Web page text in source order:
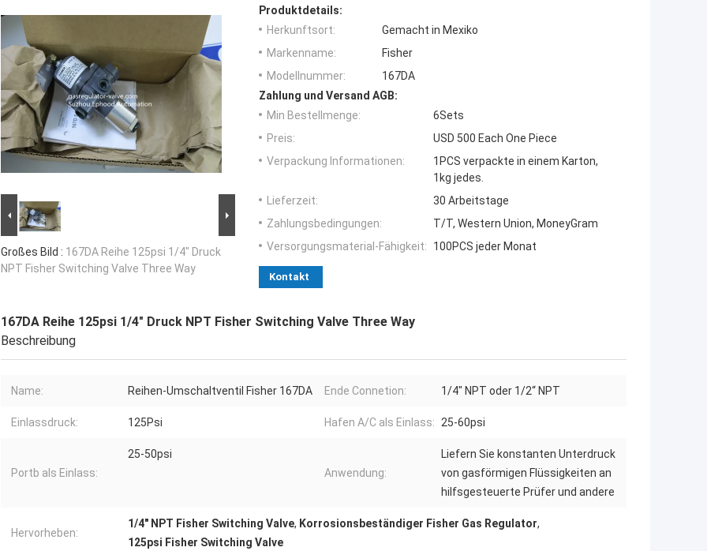
Großes Bild : 167DA Reihe 125psi 1/4" Druck
NPT Fisher Switching Valve Three Way
Produktdetails:
Herkunftsort:
Gemacht in Mexiko
Markenname:
Fisher
Modellnummer:
167DA
Zahlung und Versand AGB:
Min Bestellmenge:
6Sets
Preis:
USD 500 Each One Piece
Verpackung Informationen:
1PCS verpackte in einem Karton,
1kg jedes.
Lieferzeit:
30 Arbeitstage
Zahlungsbedingungen:
T/T, Western Union, MoneyGram
Versorgungsmaterial-Fähigkeit:
100PCS jeder Monat
Kontakt
167DA Reihe 125psi 1/4" Druck NPT Fisher Switching Valve Three Way
Beschreibung
Name: Reihen-Umschaltventil Fisher 167DA Ende Connetion: 1/4" NPT oder 1/2“ NPT
Einlassdruck: 125Psi Hafen A/C als Einlass: 25-60psi
Portb als Einlass:
25-50psi
Anwendung:
Liefern Sie konstanten Unterdruck
von gasförmigen Flüssigkeiten an
hilfsgesteuerte Prüfer und andere
Hervorheben:
1/4" NPT Fisher Switching Valve, Korrosionsbeständiger Fisher Gas Regulator,
125psi Fisher Switching Valve